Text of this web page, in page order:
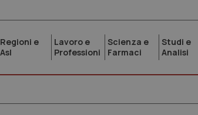
Regioni e
Asl
Lavoro e
Professioni
Scienza e
Farmaci
Studi e
Analisi